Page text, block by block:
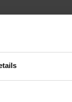
Service
Appliquez vous-